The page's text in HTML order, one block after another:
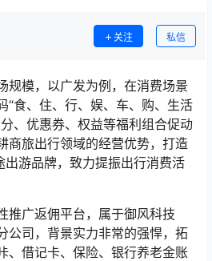
关注 私信
规模，以广发为例，在消费场景
“食、住、行、娱、车、购、生活
、优惠券、权益等福利组合促动
商旅出行领域的经营优势，打造
出游品牌，致力提振出行消费活
推广返佣平台，属于御风科技
公司，背景实力非常的强悍，拓
、借记卡、保险、银行养老金账